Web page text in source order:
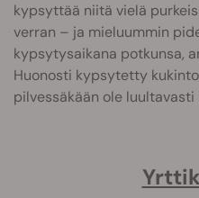
kypsyttää niitä vielä
verran – ja mieluummin
kypsytysaikana potkunsa,
Huonosti kypsytetty
pilvessäkään ole luultavasti